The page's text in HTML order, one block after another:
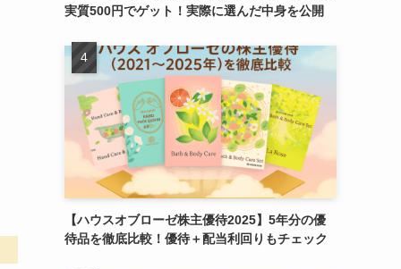
実質500円でゲット！実際に選んだ中身を公開
【ハウスオブローゼ株主優待2025】5年分の優
待品を徹底比較！優待＋配当利回りもチェック